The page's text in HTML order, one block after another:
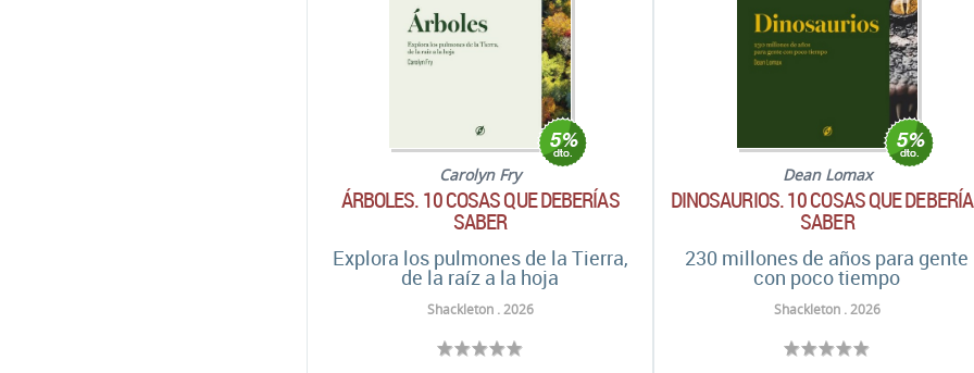
Carolyn Fry
ÁRBOLES. 10 COSAS QUE DEBERÍAS
SABER
Explora los pulmones de la Tierra,
de la raíz a la hoja
Shackleton . 2026
Dean Lomax
DINOSAURIOS. 10 COSAS QUE
SABER
230 millones de años para gente
con poco tiempo
Shackleton . 2026